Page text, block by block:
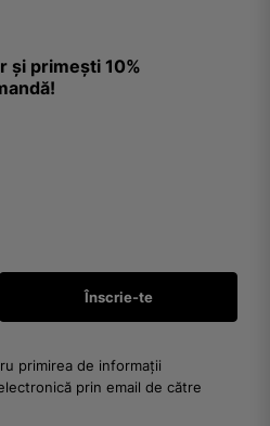
și primești 10%
primirea de informații
prin email de către